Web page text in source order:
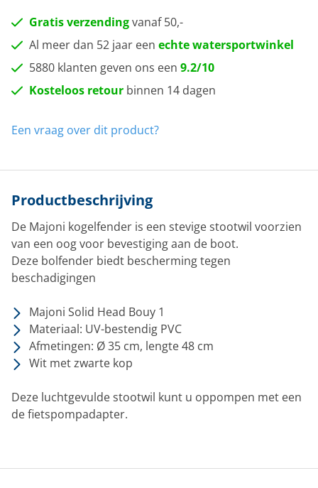
Gratis verzendingvanaf 50,-
Al meer dan 52 jaar een echte watersportwinkel
5880 klanten geven ons een 9.2/10
Kosteloos retour binnen 14 dagen
Een vraag over dit product?
Productbeschrijving
De Majoni kogelfender is een stevige stootwil voorzien
van een oog voor bevestiging aan de boot.
Deze bolfender biedt bescherming tegen
beschadigingen
Majoni Solid Head Bouy 1
Materiaal: UV-bestendig PVC
Afmetingen: Ø 35 cm, lengte 48 cm
Wit met zwarte kop
Deze luchtgevulde stootwil kunt u oppompen met een
de fietspompadapter.